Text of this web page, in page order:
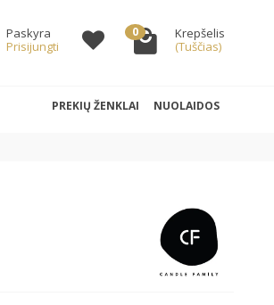
Paskyra
Prisijungti
0
Krepšelis
(Tuščias)
PREKIŲ ŽENKLAI NUOLAIDOS